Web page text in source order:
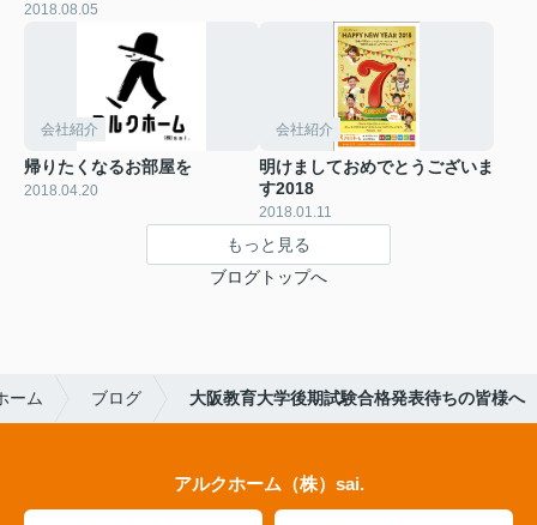
2018.08.05
会社紹介
帰りたくなるお部屋を
2018.04.20
会社紹介
明けましておめでとうございま
す2018
2018.01.11
もっと見る
ブログトップへ
ーム ブログ 大阪教育大学後期試験合格発表待ちの皆様へ
アルクホーム（株）sai.